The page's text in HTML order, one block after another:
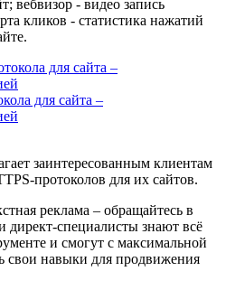
вебвизор - видео запись
кликов - статистика нажатий
для сайта –
заинтересованным клиентам
протоколов для их сайтов.
реклама – обращайтесь в
специалисты знают всё
и смогут с максимальной
свои навыки для продвижения